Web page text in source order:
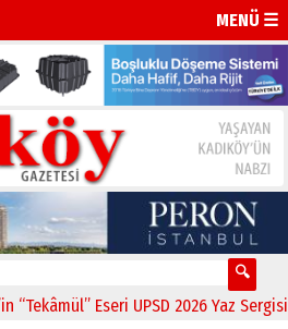
MENÜ ☰
Eseri UPSD 2026 Yaz